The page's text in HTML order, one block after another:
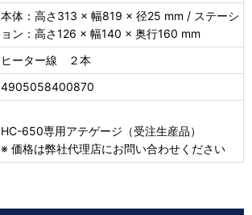
本体：高さ313 × 幅819 × 径25 mm / ステーシ
ョン：高さ126 × 幅140 × 奥行160 mm
ヒーター線 ２本
4905058400870
HC-650専用アテゲージ（受注生産品）
※ 価格は弊社代理店にお問い合わせください